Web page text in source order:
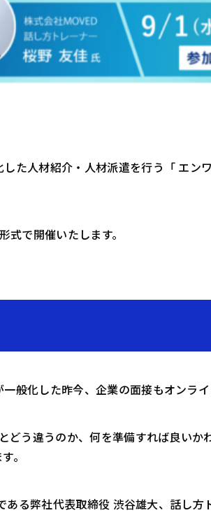
た人材紹介・人材派遣を行う「 エ
で開催いたします。
般化した昨今、企業の面接もオンライ
どう違うのか、何を準備すれば良いか
。
る弊社代表取締役 渋谷雄大、話し方